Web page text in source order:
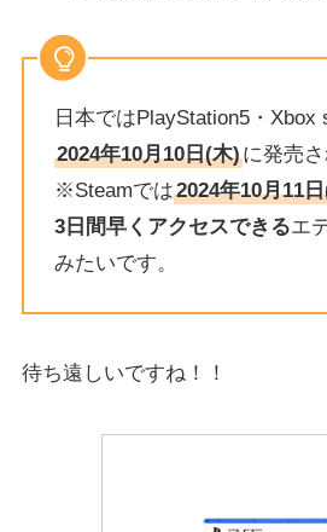
日本ではPlayStation5・Xbox
2024年10月10日(木)に発売さ
※Steamでは2024年10月11
3日間早くアクセスできるエ
みたいです。
待ち遠しいですね！！